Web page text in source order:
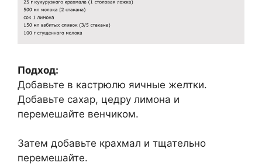
Подход:
Добавьте в кастрюлю яичные желтки.
Добавьте сахар, цедру лимона и
перемешайте венчиком.
Затем добавьте крахмал и тщательно
перемешайте.